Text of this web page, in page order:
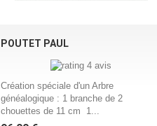
POUTET PAUL
4 avis
Création spéciale d'un Arbre
généalogique : 1 branche de 2
chouettes de 11 cm 1...